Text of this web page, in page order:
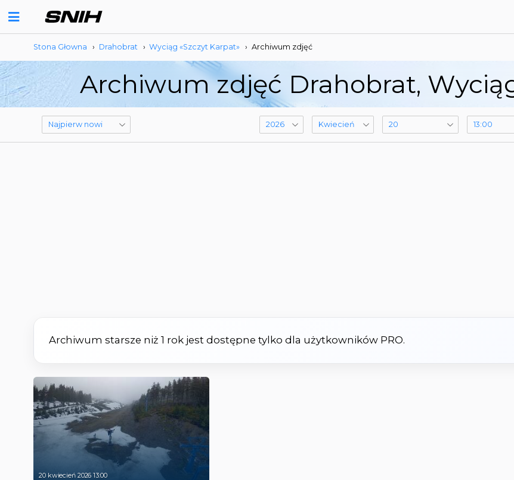
Stona Głowna › Drahobrat › Wyciąg «Szczyt Karpat» › Archiwum zdjęć
Archiwum zdjęć Drahobrat,
Archiwum starsze niż 1 rok jest dostępne tylko dla użytkowników PRO.
20 kwiecień 2026 13:00